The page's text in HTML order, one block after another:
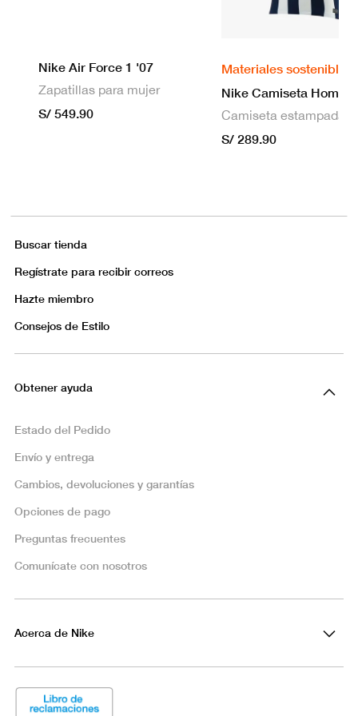
Nike Air Force 1 '07
Zapatillas para mujer
S/ 549.90
Materiales sostenibles
S/ 289.90
Buscar tienda
Regístrate para recibir correos
Hazte miembro
Consejos de Estilo
Obtener ayuda
Estado del Pedido
Envío y entrega
Cambios, devoluciones y garantías
Opciones de pago
Preguntas frecuentes
Comunícate con nosotros
Acerca de Nike